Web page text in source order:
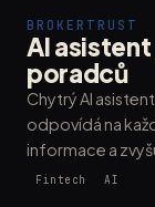
BROKERTRUST
AI
poradců
Chytrý AI
odpovídá na
informace a
Fintech AI